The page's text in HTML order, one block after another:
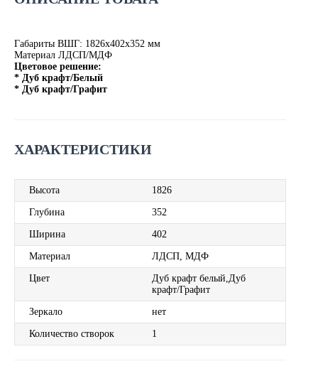
Габариты ВШГ: 1826х402х352 мм
Материал ЛДСП/МДФ
Цветовое решение:
* Дуб крафт/Белый
* Дуб крафт/Графит
ХАРАКТЕРИСТИКИ
Высота 1826
Глубина 352
Ширина 402
Материал ЛДСП, МДФ
Цвет
Дуб крафт белый,Дуб
крафт/Графит
Зеркало нет
Количество створок 1